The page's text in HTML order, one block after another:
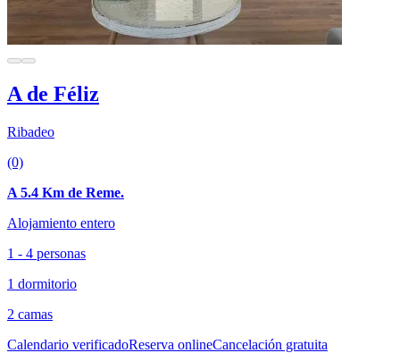
A de Féliz
Ribadeo
(0)
A 5.4 Km de Reme.
Alojamiento entero
1 - 4 personas
1 dormitorio
2 camas
Calendario verificadoReserva onlineCancelación gratuita